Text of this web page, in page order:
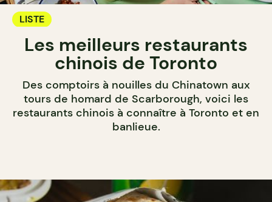
LISTE
Les meilleurs restaurants
chinois de Toronto
Des comptoirs à nouilles du Chinatown aux
tours de homard de Scarborough, voici les
restaurants chinois à connaître à Toronto et en
banlieue.